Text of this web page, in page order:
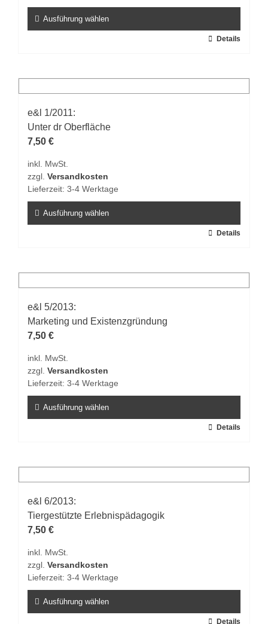
gewählt
werden
Ausführung wählen
Varianten
auf.
Die
Optionen
auf
der
gewählt
werden
Details
e&l 1/2011:
Unter dr Oberfläche
7,50 €
inkl. MwSt.
zzgl. Versandkosten
Lieferzeit: 3-4 Werktage
Ausführung wählen
Varianten
auf.
Die
Optionen
auf
der
gewählt
werden
Details
e&l 5/2013:
Marketing und Existenzgründung
7,50 €
inkl. MwSt.
zzgl. Versandkosten
Lieferzeit: 3-4 Werktage
Ausführung wählen
Varianten
auf.
Die
Optionen
auf
der
gewählt
werden
Details
e&l 6/2013:
Tiergestützte Erlebnispädagogik
7,50 €
inkl. MwSt.
zzgl. Versandkosten
Lieferzeit: 3-4 Werktage
Ausführung wählen
Details